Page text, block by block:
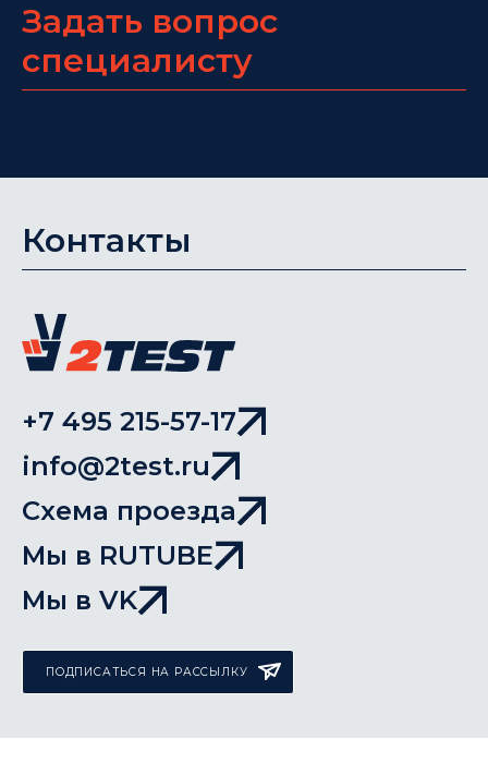
Задать вопрос
специалисту
Контакты
+7 495 215-57-17
info@2test.ru
Схема проезда
Мы в RUTUBE
Мы в VK
ПОДПИСАТЬСЯ НА РАССЫЛКУ